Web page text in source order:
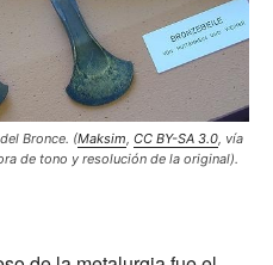
Bronce. (Maksim, CC BY-SA 3.0, vía
de tono y resolución de la original).